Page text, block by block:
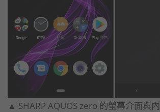
▲ SHARP AQUOS zero 的螢幕介面與